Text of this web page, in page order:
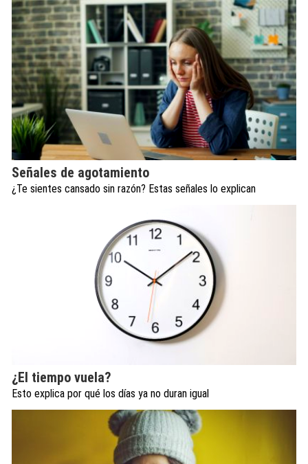
Señales de agotamiento
¿Te sientes cansado sin razón? Estas señales lo explican
¿El tiempo vuela?
Esto explica por qué los días ya no duran igual